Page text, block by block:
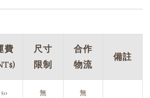
費
尺寸
限制
合作
物流
備註
$0 無 無